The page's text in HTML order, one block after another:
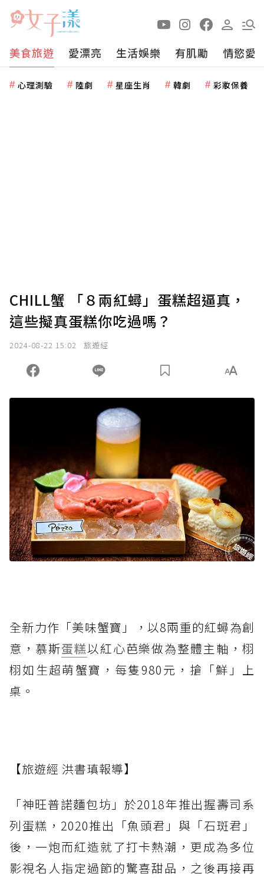
美食旅遊 愛漂亮 生活娛樂 有肌勵 情慾愛
心理測驗 陸劇 星座生肖 韓劇 彩妝保養
CHILL蟹 「８兩紅蟳」蛋糕超逼真，
這些擬真蛋糕你吃過嗎？
2024-08-22 15:02 旅遊經
全新力作「美味蟹寶」，以8兩重的紅蟳為創
意，慕斯蛋糕以紅心芭樂做為整體主軸，栩
栩如生超萌蟹寶，每隻980元，搶「鮮」上
桌。
【旅遊經 洪書瑱報導】
「神旺普諾麵包坊」於2018年推出握壽司系
列蛋糕，2020推出「魚頭君」與「石斑君」
後，一炮而紅造就了打卡熱潮，更成為多位
影視名人指定過節的驚喜甜品，之後再接再